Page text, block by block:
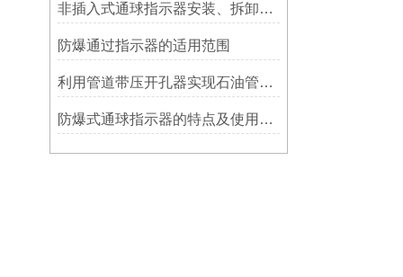
非插入式通球指示器安装、拆卸灵活方便
防爆通过指示器的适用范围
利用管道带压开孔器实现石油管道通过指示器的在线维修
防爆式通球指示器的特点及使用方法